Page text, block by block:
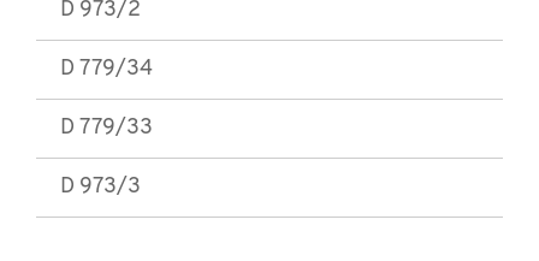
D 973/2
D 779/34
D 779/33
D 973/3